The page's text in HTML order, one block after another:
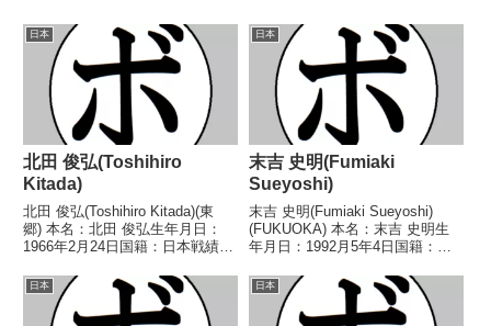
日本
北田 俊弘(Toshihiro
Kitada)
北田 俊弘(Toshihiro Kitada)(東
郷) 本名：北田 俊弘生年月日：
1966年2月24日国籍：日本戦績：
トル】なし 【戦歴】
1988/05/19 ○4R判定 (採点不
明) 川下 明義(ア...
日本
末吉 史明(Fumiaki
Sueyoshi)
末吉 史明(Fumiaki Sueyoshi)
(FUKUOKA) 本名：末吉 史明生
年月日：1992月5年4日国籍：日
分 【獲得タイトル】2017年度西
部日本フェザー級新人王 【戦
歴】2015/03/15...
日本 日本